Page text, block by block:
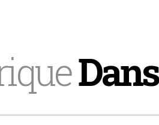
Dans